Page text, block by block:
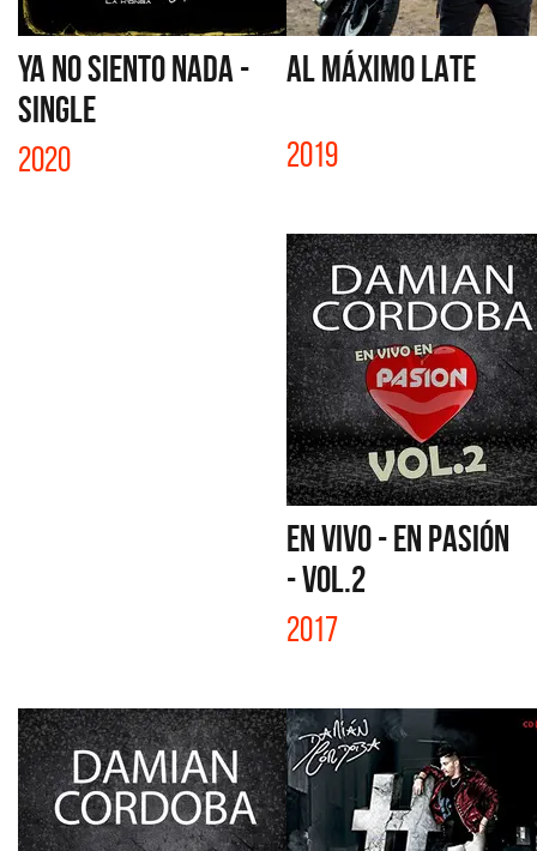
YA NO SIENTO NADA -
SINGLE
2020
AL MÁXIMO LATE
2019
EN VIVO - EN PASIÓN
- VOL.2
2017